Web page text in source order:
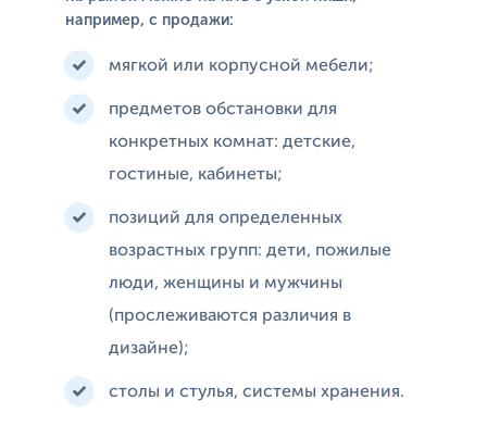
например, с продажи:
мягкой или корпусной мебели;
предметов обстановки для
конкретных комнат: детские,
гостиные, кабинеты;
позиций для определенных
возрастных групп: дети, пожилые
люди, женщины и мужчины
(прослеживаются различия в
дизайне);
столы и стулья, системы хранения.